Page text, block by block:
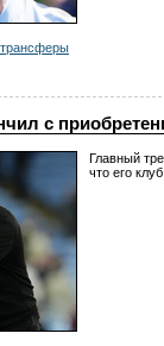
трансферы
с
Главный
что его